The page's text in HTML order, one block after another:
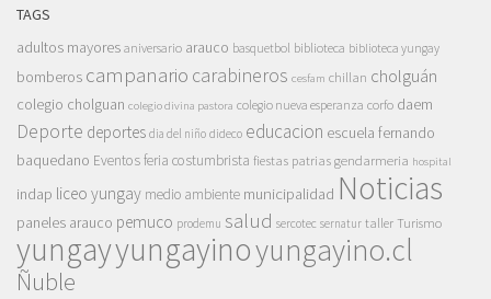
TAGS
adultos mayores aniversario arauco basquetbol biblioteca biblioteca yungay
bomberos campanario carabineros cesfam chillan cholguán
colegio cholguan colegio divina pastora colegio nueva esperanza corfo daem
Deporte deportes dia del niño dideco educacion escuela fernando
baquedano Eventosferia costumbrista fiestas patrias gendarmeria hospital
indap liceo yungay medio ambiente municipalidad Noticias
paneles arauco pemuco prodemu salud sercotec sernatur taller Turismo
yungayyungayinoyungayino.cl
Ñuble